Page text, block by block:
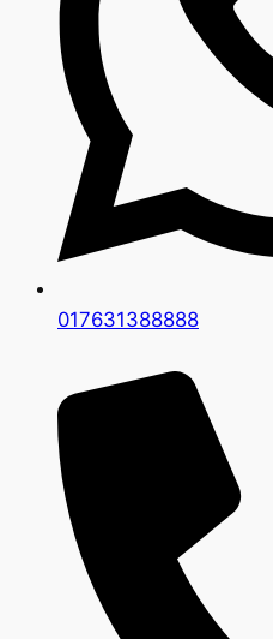
017631388888